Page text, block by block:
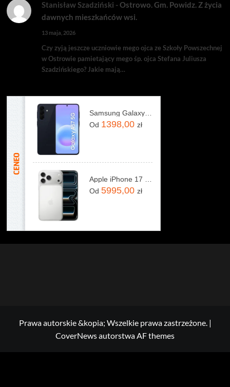
Stanisław Szadziński -Ostrowo. Gm. Powidz. Z życia
dawnych mieszkańców wsi.
13 maja, 2026
Czy zyją jeszcze uczniowie mego ojca ze Szkoły Powszechnej
w Ostrowie pamietający mego śp. ojca Stefana Juliusza
Szadzińskiego? Jakie mają…
Samsung Galaxy A57 5G 8/128GB Granatowy
Od 1398,00 zł
Apple iPhone 17 Pro Max 256GB Srebrny
Od 5995,00 zł
Prawa autorskie &kopia; Wszelkie prawa zastrzeżone. |
CoverNewsautorstwa AF themes